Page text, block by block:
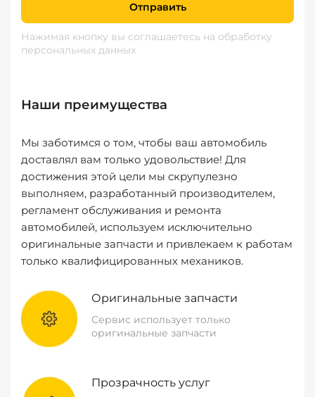
Отправить
Нажимая кнопку вы соглашаетесь на обработку
персональных данных
Наши преимущества
Мы заботимся о том, чтобы ваш автомобиль
доставлял вам только удовольствие! Для
достижения этой цели мы скрупулезно
выполняем, разработанный производителем,
регламент обслуживания и ремонта
автомобилей, используем исключительно
оригинальные запчасти и привлекаем к работам
только квалифицированных механиков.
Оригинальные запчасти
Сервис использует только
оригинальные запчасти
Прозрачность услуг